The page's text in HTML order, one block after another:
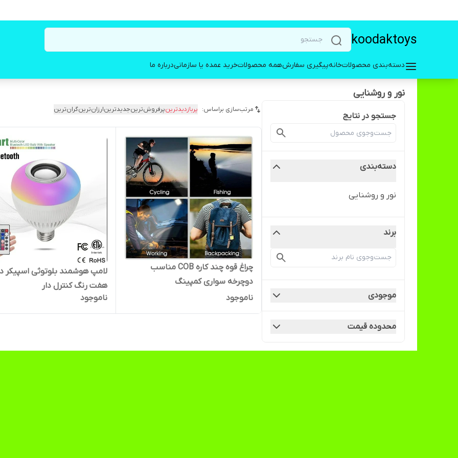
koodaktoys
دسته‌بندی محصولاتخانهپیگیری سفارشهمه محصولاتخرید عمده یا سازمانیدرباره ما
نور و روشنایی
جستجو در نتایج
دسته‌بندی
نور و روشنایی
برند
موجودی
محدوده قیمت
مرتب‌سازی براساس: پربازدیدترینپرفروش‌ترینجدیدترینارزان‌ترینگران‌ترین
چراغ قوه چند کاره COB مناسب
دوچرخه سواری کمپینگ
ناموجود
لامپ هوشمند بلوتوثی اسپیکر
هفت رنگ کنترل دار
ناموجود